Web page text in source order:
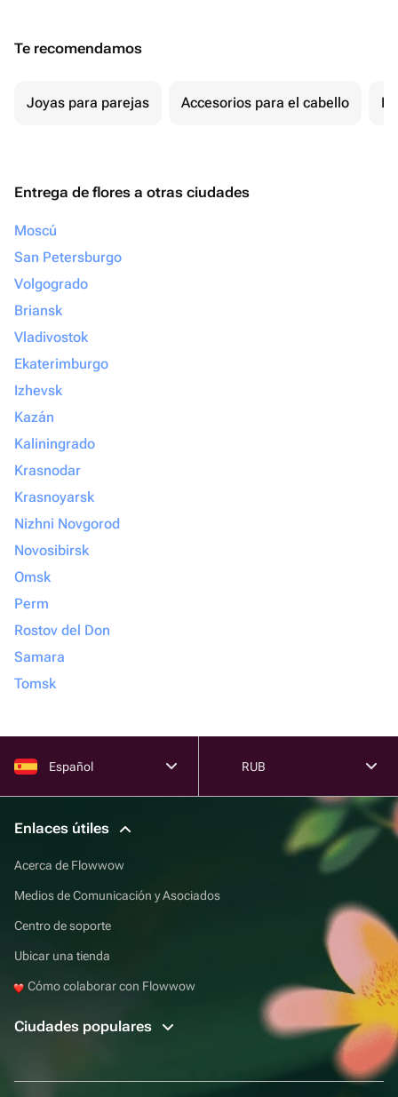
Te recomendamos
Joyas para parejas Accesorios para el cabello
Entrega de flores a otras ciudades
Moscú
San Petersburgo
Volgogrado
Briansk
Vladivostok
Ekaterimburgo
Izhevsk
Kazán
Kaliningrado
Krasnodar
Krasnoyarsk
Nizhni Novgorod
Novosibirsk
Omsk
Perm
Rostov del Don
Samara
Tomsk
Español RUB
Enlaces útiles
Acerca de Flowwow
Medios de Comunicación y Asociados
Centro de soporte
Ubicar una tienda
Cómo colaborar con Flowwow
Ciudades populares